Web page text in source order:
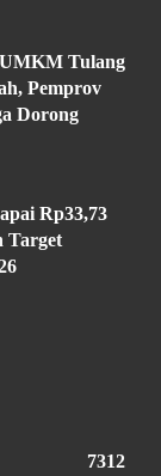
Tulang
Pemprov
Dorong
Rp33,73
Target
7312